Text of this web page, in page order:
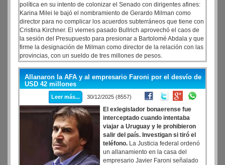
política en su intento de colonizar el Senado con dirigentes afines:
Karina Milei le bajó el nombramiento de Gerardo Milman como
director para no complicar los acuerdos subterráneos que tiene con
Cristina Kirchner. El viernes pasado Bullrich aprovechó el caos de
la sesión del Presupuesto para presionar a Bartolomé Abdala y que
firme la designación de Milman como director de la relación con las
provincias, con un sueldo de tres millones de pesos.
Allanaron la AFA y al empresario Faroni por el desvío de
USD 42 millones
Leer más... 30/12/2025 (8557)
El exlegislador bonaerense fue
interceptado cuando intentaba
viajar a Uruguay y le prohibieron
salir del país. Investigan si tiró el
teléfono. La Justicia federal ordenó
un allanamiento en la casa del
empresario Javier Faroni señalado